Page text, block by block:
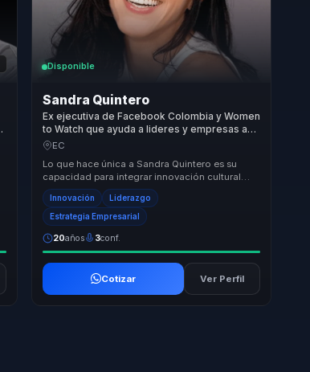
Disponible
Sandra Quintero
Ex ejecutiva de Facebook Colombia y Women
to Watch que ayuda a lideres y empresas a
convertir innovacion cultural en crecimiento,
EC
Lo que hace única a Sandra Quintero es su
capacidad para integrar innovación cultural
con liderazgo femenino, ofreciendo un
enfoque que n...
Innovación Liderazgo
Estrategia Empresarial
20años 3conf.
Cotizar Ver Perfil